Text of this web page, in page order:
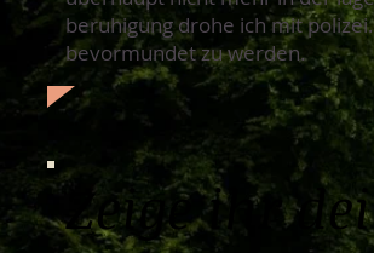
beruhigung drohe ich mit
bevormundet zu werden.
Zeige ihr